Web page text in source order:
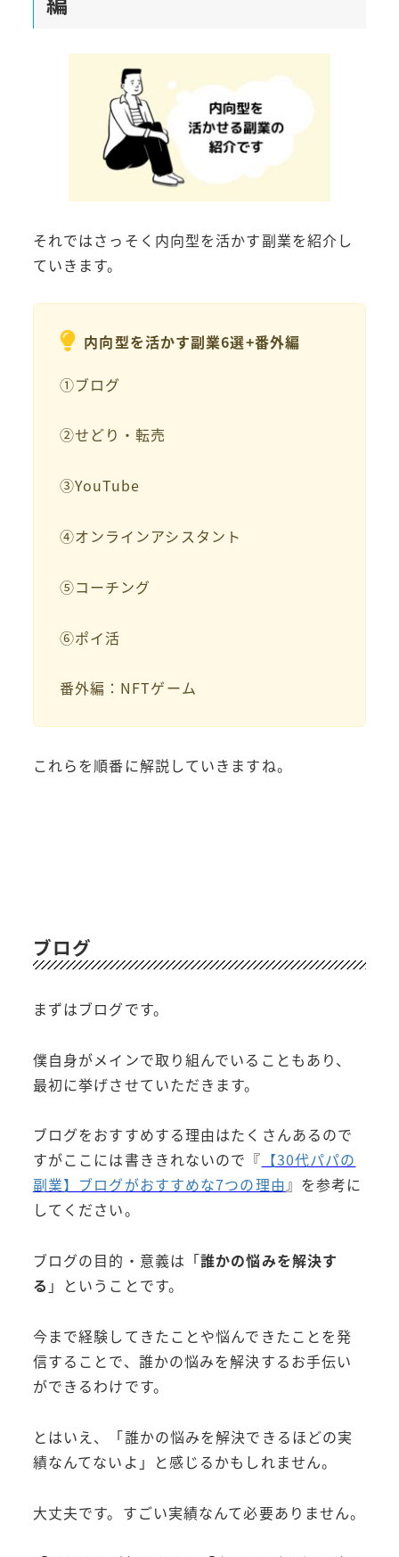
それではさっそく内向型を活かす副業を紹介し
ていきます。
内向型を活かす副業6選+番外編
①ブログ
②せどり・転売
③YouTube
④オンラインアシスタント
⑤コーチング
⑥ポイ活
番外編：NFTゲーム
これらを順番に解説していきますね。
ブログ
まずはブログです。
僕自身がメインで取り組んでいることもあり、
最初に挙げさせていただきます。
ブログをおすすめする理由はたくさんあるので
すがここには書ききれないので『 【30代パパの
副業】ブログがおすすめな7つの理由』を参考に
してください。
ブログの目的・意義は「誰かの悩みを解決す
る 」ということです。
今まで経験してきたことや悩んできたことを発
信することで、誰かの悩みを解決するお手伝い
ができるわけです。
とはいえ、「誰かの悩みを解決できるほどの実
績なんてないよ」と感じるかもしれません。
大丈夫です。すごい実績なんて必要ありません。